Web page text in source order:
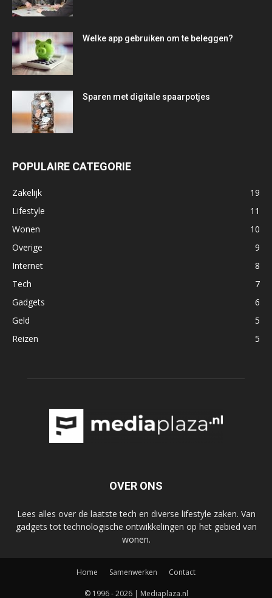
Welke app gebruiken om te beleggen?
Sparen met digitale spaarpotjes
POPULAIRE CATEGORIE
Zakelijk
19
Lifestyle
11
Wonen
10
Overige
9
Internet
8
Tech
7
Gadgets
6
Geld
5
Reizen
5
OVER ONS
Lees alles over de laatste tech en diverse lifestyle zaken. Van
gadgets tot technologische ontwikkelingen op het gebied van
wonen.
Home Samenwerken Contact
© 1996 - 2026 | Mediaplaza.nl